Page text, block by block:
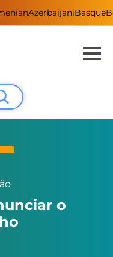
AzerbaijaniBasque
o